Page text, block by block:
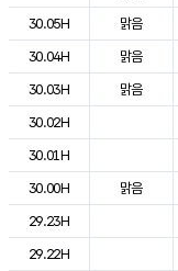
30.05H
맑음
30.04H
맑음
30.03H
맑음
30.02H
30.01H
30.00H
맑음
29.23H
29.22H